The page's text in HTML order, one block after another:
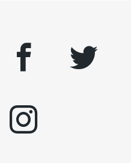
facebook twitter
instagram